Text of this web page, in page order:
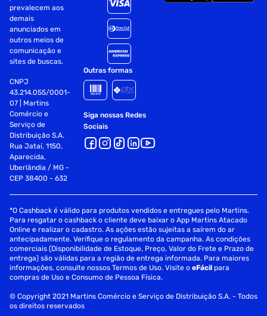
Bares
Mercados
Padarias
Lojas de Conveniência.
Dimensões:
Dimensões do produto Externas (AxLxP): 85,0 x 140,0 x
66,5 cm
Dimensões do produto Internas (AxLxP): 69,0 x 125,0 cm x
51,5 cm
Pesos:
Peso Bruto: 87,25 kg
Peso Líquido: 77,25 kg
Garantia: 1 Ano ( ofertada pelo fornecedor)
*Confira as dimensões do produto e certifique -se de que
local de entrega, pois não fazemos a montagem
e desmontagem do produto ou de portas e janelas para
entrega de produtos, bem como içamento por fora de
prédio ou transporte por escada quando oferecer risco
para o produto e entregadores.*
Fornecedor: Metalfrio
prevalecem aos
demais
anunciados em
outros meios de
comunicação e
sites de buscas.
CNPJ
43.214.055/0001-
07 | Martins
Comércio e
Serviço de
Distribuição S.A.
Rua Jataí, 1150,
Aparecida,
Uberlândia / MG -
CEP 38400 - 632
Outras formas
Siga nossas Redes
Sociais
*O Cashback é válido para produtos vendidos e entregues pelo Martins.
Para resgatar o cashback o cliente deve baixar o App Martins Atacado
Online e realizar o cadastro. As ações estão sujeitas a saírem do ar
antecipadamente. Verifique o regulamento da campanha. As condições
comerciais (Disponibilidade de Estoque, Preço, Valor do Frete e Prazo de
entrega) são válidas para a região de entrega informada. Para maiores
informações, consulte nossos Termos de Uso. Visite oeFácil para
compras de Uso e Consumo de Pessoa Física.
© Copyright 2021 Martins Comércio e Serviço de Distribuição S.A. - Todos
os direitos reservados